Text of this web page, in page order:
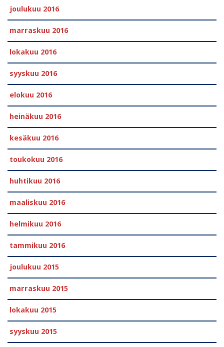
joulukuu 2016
marraskuu 2016
lokakuu 2016
syyskuu 2016
elokuu 2016
heinäkuu 2016
kesäkuu 2016
toukokuu 2016
huhtikuu 2016
maaliskuu 2016
helmikuu 2016
tammikuu 2016
joulukuu 2015
marraskuu 2015
lokakuu 2015
syyskuu 2015